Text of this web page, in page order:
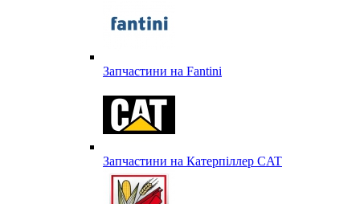
Запчастини на Fantini
Запчастини на Катерпіллер CAT